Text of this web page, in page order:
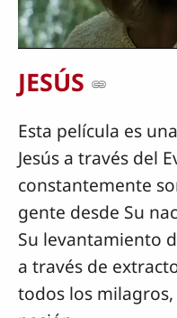
JESÚS
Esta película es
Jesús a través del
constantemente
gente desde Su
Su levantamiento
a través de
todos los milagros,